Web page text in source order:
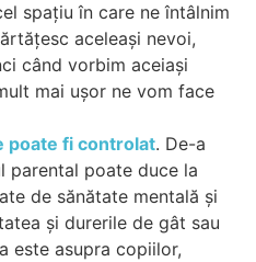
spațiu în care ne întâlnim
aceleași nevoi,
când vorbim aceiași
mai ușor ne vom face
poate fi controlat. De-a
parental poate duce la
de sănătate mentală și
și durerile de gât sau
este asupra copiilor,